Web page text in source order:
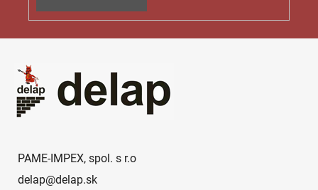
PAME-IMPEX, spol. s r.o
delap@delap.sk